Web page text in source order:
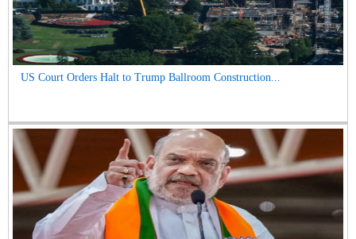
US Court Orders Halt to Trump Ballroom Construction...